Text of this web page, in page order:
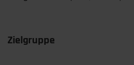
Zielgruppe